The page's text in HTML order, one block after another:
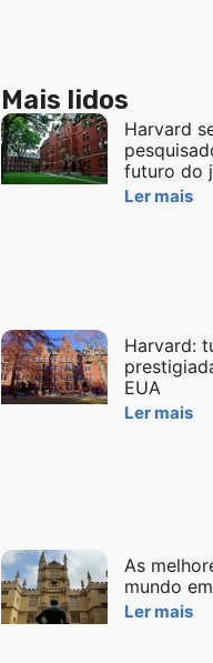
Mais lidos
Harvard
futuro do
Ler mais
Harvard:
EUA
Ler mais
As
mundo
Ler mais